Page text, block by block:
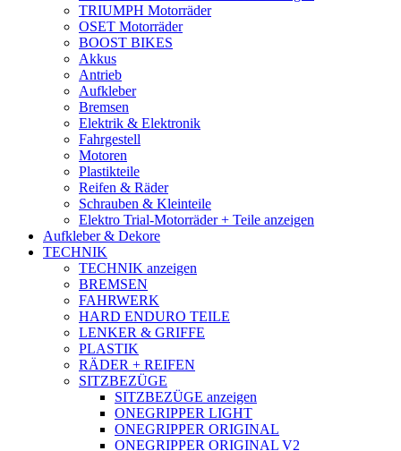
TRIUMPH Motorräder
OSET Motorräder
BOOST BIKES
Akkus
Antrieb
Aufkleber
Bremsen
Elektrik & Elektronik
Fahrgestell
Motoren
Plastikteile
Reifen & Räder
Schrauben & Kleinteile
Elektro Trial-Motorräder + Teile anzeigen
Aufkleber & Dekore
TECHNIK
TECHNIK anzeigen
BREMSEN
FAHRWERK
HARD ENDURO TEILE
LENKER & GRIFFE
PLASTIK
RÄDER + REIFEN
SITZBEZÜGE
SITZBEZÜGE anzeigen
ONEGRIPPER LIGHT
ONEGRIPPER ORIGINAL
ONEGRIPPER ORIGINAL V2